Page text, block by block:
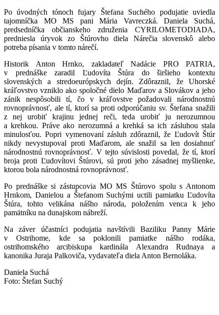
Po úvodných tónoch fujary Štefana Suchého podujatie uviedla
tajomníčka MO MS pani Mária Vavreczká. Daniela Suchá,
predsedníčka občianskeho združenia CYRILOMETODIADA,
predniesla úryvok zo Štúrovho diela Nárečia slovenskô alebo
potreba písania v tomto nárečí.
Historik Anton Hrnko, zakladateľ Nadácie PRO PATRIA,
v prednáške zaradil Ľudovíta Štúra do širšieho kontextu
slovenských a stredoeurópskych dejín. Zdôraznil, že Uhorské
kráľovstvo vzniklo ako spoločné dielo Maďarov a Slovákov a jeho
zánik nespôsobili tí, čo v kráľovstve požadovali národnostnú
rovnoprávnosť, ale tí, ktorí sa proti odporúčaniu sv. Štefana snažili
z nej urobiť krajinu jednej reči, teda urobiť ju nerozumnou
a krehkou. Práve ako nerozumná a krehká sa ich zásluhou stala
minulosťou. Popri vymenovaní zásluh zdôraznil, že Ľudovít Štúr
nikdy nevystupoval proti Maďarom, ale snažil sa len dosiahnuť
národnostnú rovnoprávnosť. V tejto súvislosti povedal, že tí, ktorí
broja proti Ľudovítovi Štúrovi, sú proti jeho zásadnej myšlienke,
ktorou bola národnostná rovnoprávnosť.
Po prednáške si zástupcovia MO MS Štúrovo spolu s Antonom
Hrnkom, Danielou a Štefanom Suchými uctili pamiatku Ľudovíta
Štúra, tohto velikána nášho národa, položením venca k jeho
pamätníku na dunajskom nábreží.
Na záver účastníci podujatia navštívili Baziliku Panny Márie
v Ostrihome, kde sa poklonili pamiatke nášho rodáka,
ostrihomského arcibiskupa kardinála Alexandra Rudnaya a
kanonika Juraja Palkoviča, vydavateľa diela Anton Bernoláka.
Daniela Suchá
Foto: Štefan Suchý